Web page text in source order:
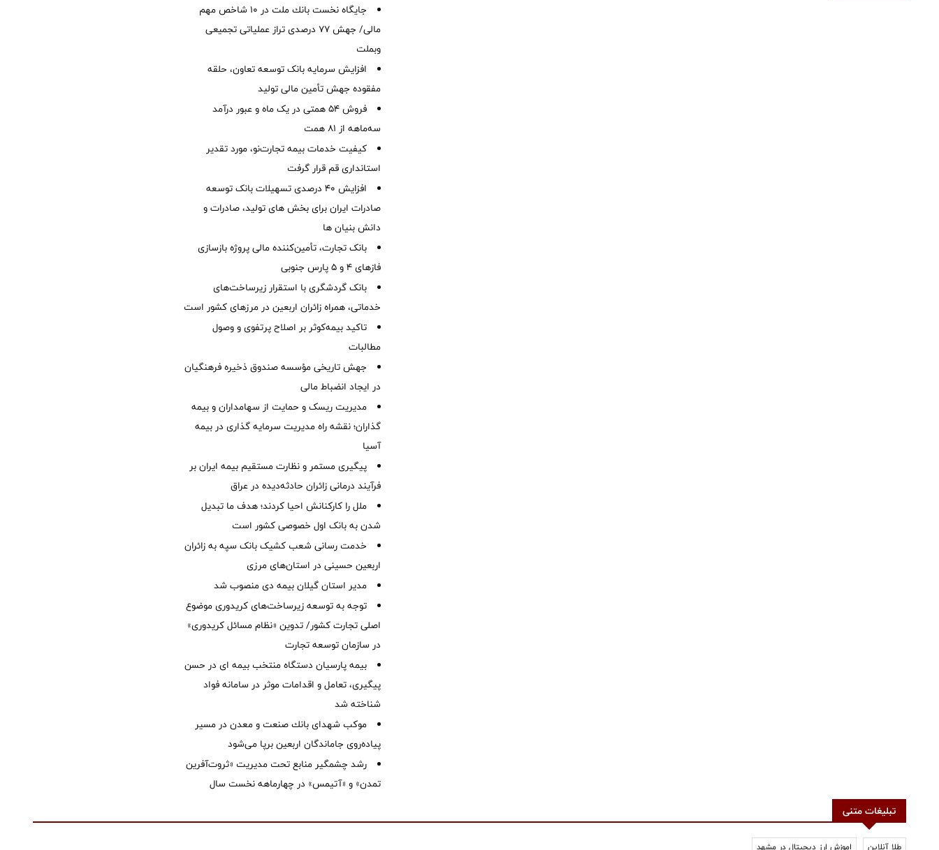
جایگاه نخست بانك ملت در 10 شاخص مهم
مالی/ جهش 77 درصدی تراز عملیاتی تجمیعی
وبملت
افزایش سرمایه بانک توسعه تعاون، حلقه
مفقوده جهش تأمین مالی تولید
فروش 54 همتی در یک ماه و عبور درآمد
سه‌ماهه از 81 همت
کیفیت خدمات بیمه تجارت‌نو، مورد تقدیر
استانداری قم قرار گرفت
افزایش 40 درصدی تسهیلات بانک توسعه
صادرات ایران برای بخش های تولید، صادرات و
دانش بنیان ها
بانک تجارت، تأمین‌کننده مالی پروژه بازسازی
فازهای ۴ و ۵ پارس جنوبی
بانک گردشگری با استقرار زیرساخت‌های
خدماتی، همراه زائران اربعین در مرزهای کشور است
تاکید بیمه‌کوثر بر اصلاح پرتفوی و وصول
مطالبات ‌
جهش تاریخی مؤسسه صندوق ذخیره فرهنگیان
در ایجاد انضباط مالی
مدیریت ریسک و حمایت از سهامداران و بیمه
گذاران؛ نقشه راه مدیریت سرمایه گذاری در بیمه
آسیا
پیگیری مستمر و نظارت مستقیم بیمه ایران بر
فرآیند درمانی زائران حادثه‌دیده در عراق
ملل را کارکنانش احیا کردند؛ هدف ما تبدیل
شدن به بانک اول خصوصی کشور است
خدمت رسانی شعب کشیک بانک سپه به زائران
اربعین حسینی در استان‌‌های مرزی
‌مدیر استان گیلان بیمه دی منصوب شد
توجه به توسعه زیرساخت‌های کریدوری موضوع
اصلی تجارت کشور/ تدوین «نظام مسائل کریدوری»
در سازمان توسعه تجارت
بیمه پارسیان دستگاه منتخب بیمه ای در حسن
پیگیری، تعامل و اقدامات موثر در سامانه فواد
شناخته شد
موكب شهدای بانك صنعت و معدن در مسیر
پیاده‌روی جاماندگان اربعین برپا می‌شود
رشد چشمگیر منابع تحت مدیریت «ثروت‌آفرین
تمدن» و «آتیمس» در چهارماهه نخست سال
تبلیغات متنی
طلا آنلاین اموزش ارز دیجیتال در مشهد